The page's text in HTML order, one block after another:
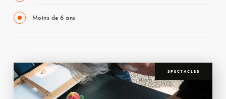
Moins de 6 ans
SPECTACLES